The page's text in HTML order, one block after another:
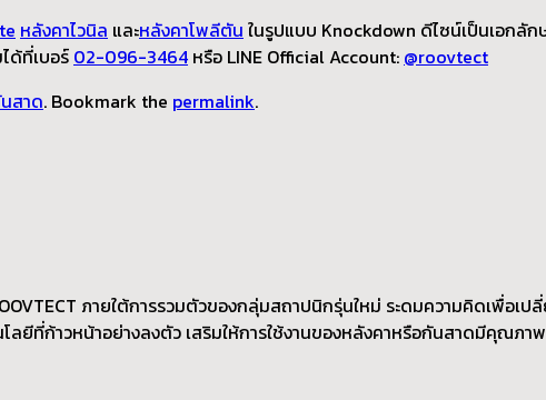
หลังคาไวนิล และหลังคาโพลีตัน ในรูปแบบ Knockdown ดีไซน์เป็นเอกลั
ด้ที่เบอร์ 02-096-3464 หรือ LINE Official Account: @roovtect
สาด. Bookmark the permalink.
ภายใต้การรวมตัวของกลุ่มสถาปนิกรุ่นใหม่ ระดมความคิดเพื่อเป
ยีที่ก้าวหน้าอย่างลงตัว เสริมให้การใช้งานของหลังคาหรือกันสาดมีคุณภา